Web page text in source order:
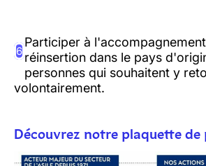
6
Participer à
réinsertion dans le pays
personnes qui souhaitent y
volontairement.
Découvrez notre plaquette